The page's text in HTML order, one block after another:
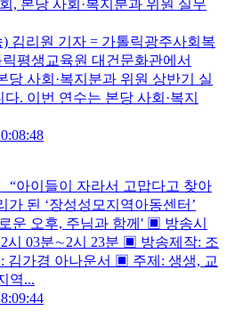
, 본당 사회·복지분과 위원 실무
김리원 기자 = 가톨릭광주사회복
평생교육원 대건문화관에서
당 사회·복지분과 위원 상반기 실
. 이번 연수는 본당 사회·복지
“아이들이 자라서 고맙다고 찾아
된 ‘장성성모지역아동센터’
운 오후, 주님과 함께' ▣ 방송시
시 03분∼2시 23분 ▣ 방송제작: 조
김가경 아나운서 ▣ 주제: 생생, 교
역...